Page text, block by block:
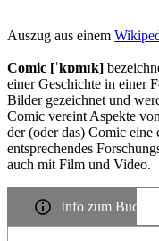
Auszug aus einem
Comic [ˈkɒmɪk]
einer Geschichte in einer
Bilder gezeichnet und
Comic vereint Aspekte
der (oder das) Comic
entsprechendes
auch mit Film und Video.
Info zum Buch